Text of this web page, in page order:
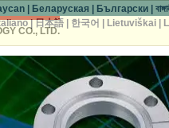
CO., LTD.
Беларуская Български |
|日本語| 한국어 Lietuviškai|